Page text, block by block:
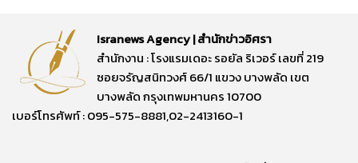
Isranews Agency | สำนักข่าวอิศรา
สำนักงาน : โรงแรมเดอะ รอยัล ริเวอร์ เลขที่ 219
ซอยจรัญสนิทวงศ์ 66/1 แขวง บางพลัด เขต
บางพลัด กรุงเทพมหานคร 10700
เบอร์โทรศัพท์ : 095-575-8881,02-2413160-1